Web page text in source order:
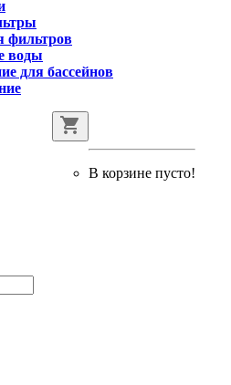
фильтров
воды
для бассейнов
В корзине пусто!